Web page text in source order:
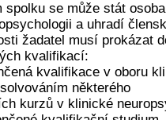
se může stát
a uhradí
žadatel musí prokázat
kvalifikací:
kvalifikace v oboru
některého
kurzů v klinické